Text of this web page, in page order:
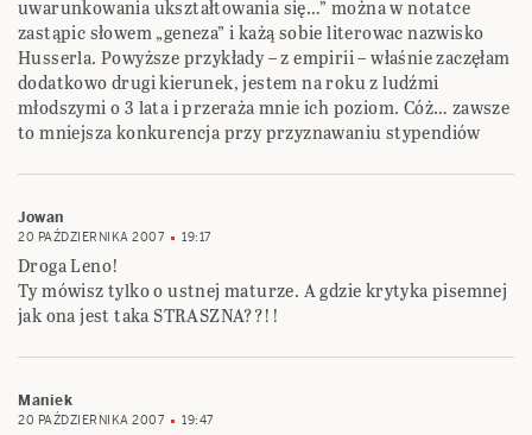
uwarunkowania ukształtowania się…” można w notatce
zastąpic słowem „geneza” i każą sobie literowac nazwisko
Husserla. Powyższe przykłady – z empirii – właśnie zaczęłam
dodatkowo drugi kierunek, jestem na roku z ludźmi
młodszymi o 3 lata i przeraża mnie ich poziom. Cóż… zawsze
to mniejsza konkurencja przy przyznawaniu stypendiów
Jowan
20 PAŹDZIERNIKA 2007 19:17
Droga Leno!
Ty mówisz tylko o ustnej maturze. A gdzie krytyka pisemnej
jak ona jest taka STRASZNA??!!
Maniek
20 PAŹDZIERNIKA 2007 19:47